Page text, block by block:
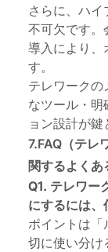
さらに、ハ
不可欠です。
導入により、
す。
テレワークの
なツール・明
ョン設計が鍵
7.FAQ（テレ
関するよくあ
Q1. テレワー
にするには、
ポイントは「
切に使い分け